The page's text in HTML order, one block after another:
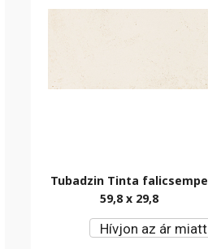
Tubadzin Tinta falicsempe
59,8 x 29,8
Hívjon az ár miatt